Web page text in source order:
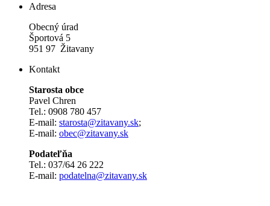
Adresa
Obecný úrad
Športová 5
951 97 Žitavany
Kontakt
Starosta obce
Pavel Chren
Tel.: 0908 780 457
E-mail: starosta@zitavany.sk;
E-mail: obec@zitavany.sk
Podateľňa
Tel.: 037/64 26 222
E-mail: podatelna@zitavany.sk